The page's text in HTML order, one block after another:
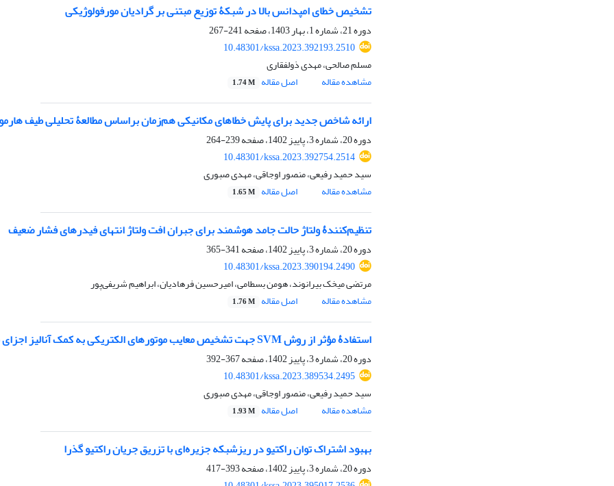
تشخیص خطای امپدانس بالا در شبکۀ توزیع مبتنی بر گرادیان مورفولوژیکی
دوره 21، شماره 1، بهار 1403، صفحه
241-267
10.48301/kssa.2023.392193.2510
مسلم صالحی، مهدی ذولفقاری
مشاهده مقاله
اصل مقاله 1.74 M
ارائه شاخص جدید برای پایش خطاهای مکانیکی هم‌زمان براساس مطالعۀ تحلیلی طیف
دوره 20، شماره 3، پاییز 1402، صفحه
239-264
10.48301/kssa.2023.392754.2514
سید حمید رفیعی، منصور اوجاقی، مهدی صبوری
مشاهده مقاله
اصل مقاله 1.65 M
تنظیم‌کنندۀ ولتاژ حالت جامد هوشمند برای جبران افت ولتاژ انتهای فیدرهای فشار ضعیف
دوره 20، شماره 3، پاییز 1402، صفحه
341-365
10.48301/kssa.2023.390194.2490
مرتضی میخک بیرانوند، هومن بسطامی، امیرحسین فرهادیان، ابراهیم شریفی‌پور
مشاهده مقاله
اصل مقاله 1.76 M
استفادۀ مؤثر از روش SVM جهت تشخیص معایب موتورهای الکتریکی به کمک آنالیز اجزای محدود
دوره 20، شماره 3، پاییز 1402، صفحه
367-392
10.48301/kssa.2023.389534.2495
سید حمید رفیعی، منصور اوجاقی، مهدی صبوری
مشاهده مقاله
اصل مقاله 1.93 M
بهبود اشتراک توان راکتیو در ریزشبکه جزیره‌ای با تزریق جریان راکتیو گذرا
دوره 20، شماره 3، پاییز 1402، صفحه
393-417